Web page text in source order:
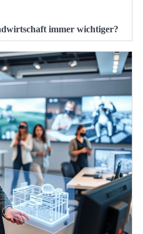
immer wichtiger?